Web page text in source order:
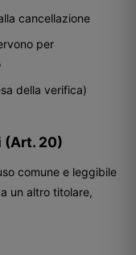
cancellazione
per
della verifica)
(Art. 20)
comune e leggibile
un altro titolare,